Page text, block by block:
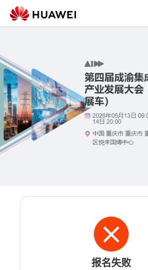
报名失败